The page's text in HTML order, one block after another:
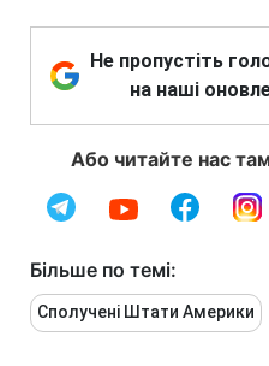
Не пропустіть
на наші
Або читайте нас
Більше по темі:
Сполучені Штати Америки